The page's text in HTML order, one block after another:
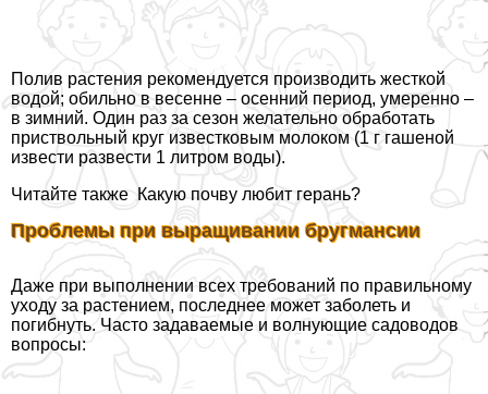
Полив растения рекомендуется производить жесткой
водой; обильно в весенне – осенний период, умеренно –
в зимний. Один раз за сезон желательно обработать
приствольный круг известковым молоком (1 г гашеной
извести развести 1 литром воды).
Читайте также Какую почву любит герань?
Проблемы при выращивании бругмансии
Даже при выполнении всех требований по правильному
уходу за растением, последнее может заболеть и
погибнуть. Часто задаваемые и волнующие садоводов
вопросы: